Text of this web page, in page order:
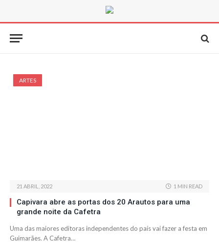
ARTES
21 ABRIL, 2022 1 MIN READ
Capivara abre as portas dos 20 Arautos para uma
grande noite da Cafetra
Uma das maiores editoras independentes do país vai fazer a festa em
Guimarães. A Cafetra…